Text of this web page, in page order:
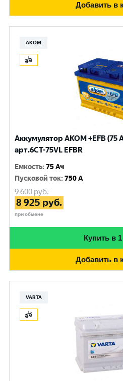
Добавить в
АКОМ
Аккумулятор AKOM +EFB (75
арт.6СТ-75VL EFBR
Емкость:75 Ач
Пусковой ток:750 A
9 600руб.
8 925 руб.
при обмене
Купить в
Добавить в
VARTA